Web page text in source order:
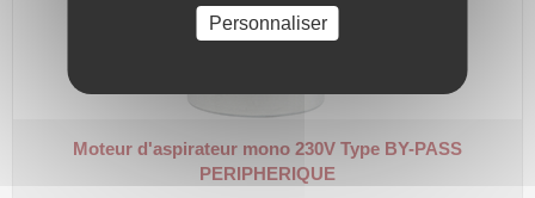
Moteur d'aspirateur mono 230V Type BY-PASS
PERIPHERIQUE
Personnaliser